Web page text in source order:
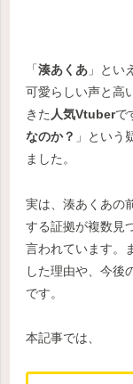
「湊あくあ 」とい
可愛らしい声と高
きた 人気Vtuberで
なのか？ 」という
ました。
実は、湊あくあの
する証拠が複数見
言われています。
した理由や、今後
です。
本記事では、